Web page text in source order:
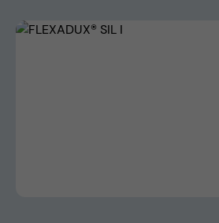
Bildergalerie überspringen